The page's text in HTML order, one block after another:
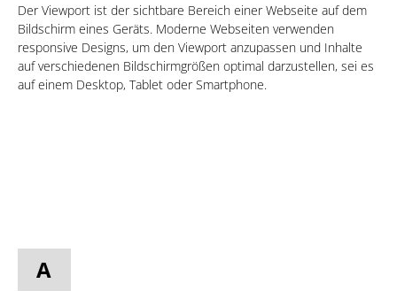
Der Viewport ist der sichtbare Bereich einer Webseite auf dem
Bildschirm eines Geräts. Moderne Webseiten verwenden
responsive Designs, um den Viewport anzupassen und Inhalte
auf verschiedenen Bildschirmgrößen optimal darzustellen, sei es
auf einem Desktop, Tablet oder Smartphone.
A